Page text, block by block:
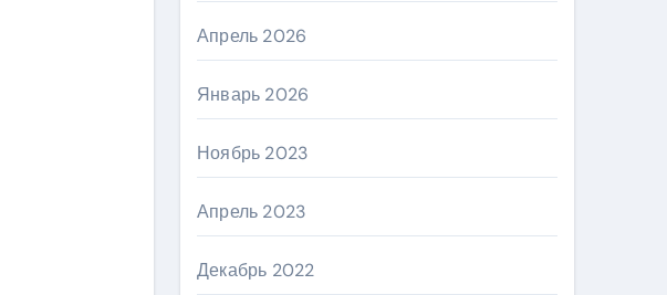
Апрель 2026
Январь 2026
Ноябрь 2023
Апрель 2023
Декабрь 2022